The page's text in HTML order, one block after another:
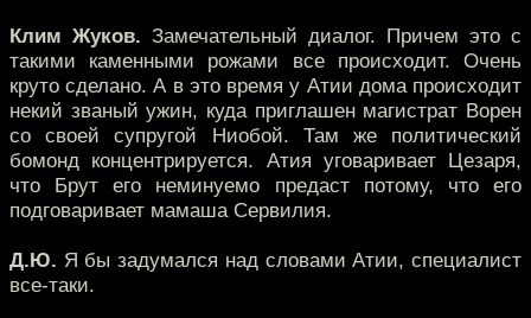
Клим Жуков. Замечательный диалог. Причем это с
такими каменными рожами все происходит. Очень
круто сделано. А в это время у Атии дома происходит
некий званый ужин, куда приглашен магистрат Ворен
со своей супругой Ниобой. Там же политический
бомонд концентрируется. Атия уговаривает Цезаря,
что Брут его неминуемо предаст потому, что его
подговаривает мамаша Сервилия.
Д.Ю. Я бы задумался над словами Атии, специалист
все-таки.